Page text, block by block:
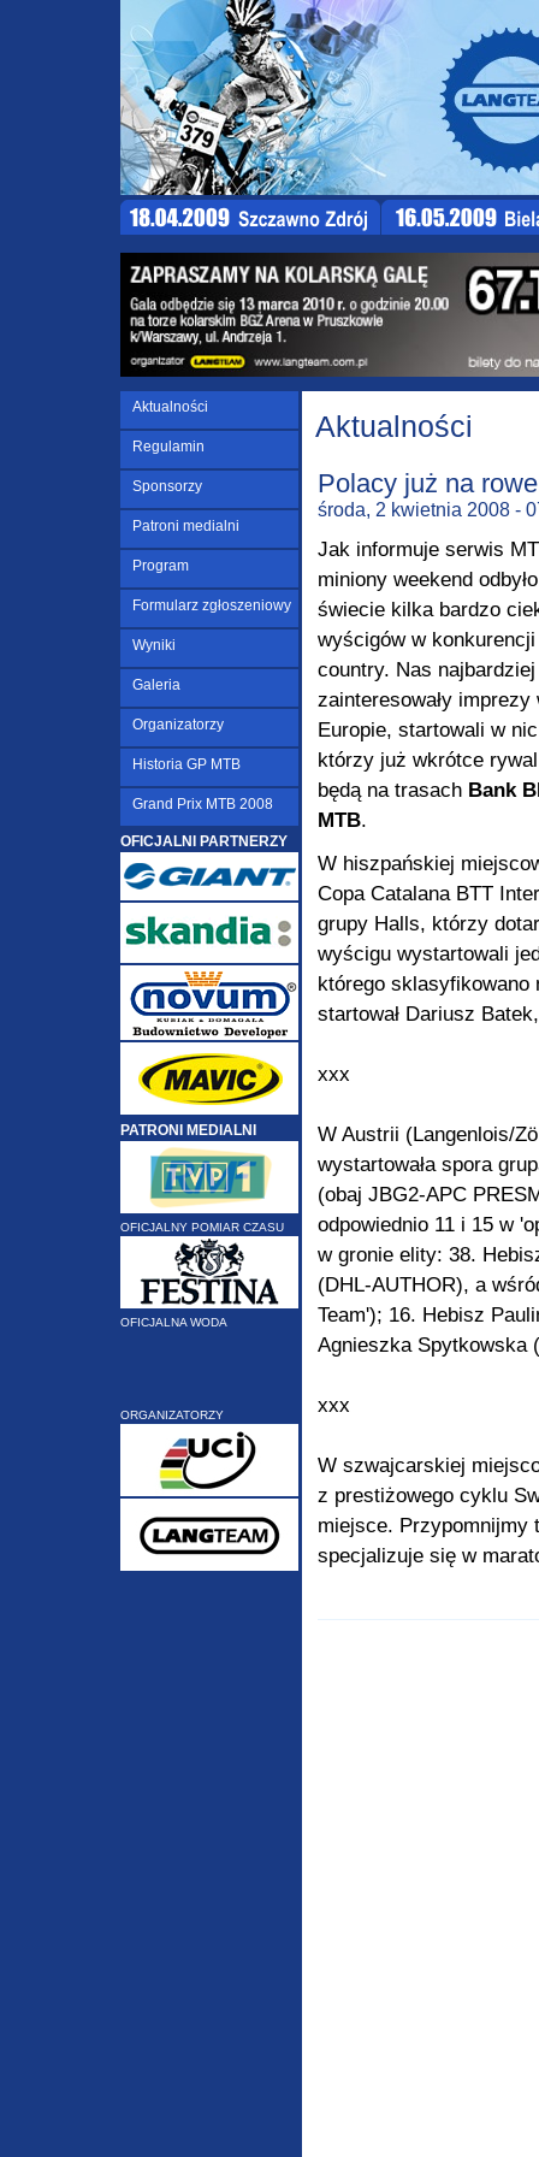
Aktualności
Regulamin
Sponsorzy
Patroni medialni
Program
Formularz zgłoszeniowy
Wyniki
Galeria
Organizatorzy
Historia GP MTB
Grand Prix MTB 2008
OFICJALNI PARTNERZY
PATRONI MEDIALNI
OFICJALNY POMIAR CZASU
OFICJALNA WODA
ORGANIZATORZY
Aktualności
Polacy już na
środa, 2 kwietnia 2008 -
Jak informuje serwis
miniony weekend
świecie kilka bardzo
wyścigów w
country. Nas najbardziej
zainteresowały imprezy
Europie, startowali w
którzy już wkrótce
będą na trasach Bank
MTB.
W hiszpańskiej
Copa Catalana BTT
grupy Halls, którzy
wyścigu wystartowali
którego sklasyfikowano
startował Dariusz
xxx
W Austrii (Langenlois/
wystartowała spora
(obaj JBG2-APC
odpowiednio 11 i 15 w
w gronie elity: 38.
(DHL-AUTHOR), a
Team'); 16. Hebisz
Agnieszka Spytkowska
xxx
W szwajcarskiej
z prestiżowego cyklu
miejsce. Przypomnijmy
specjalizuje się w